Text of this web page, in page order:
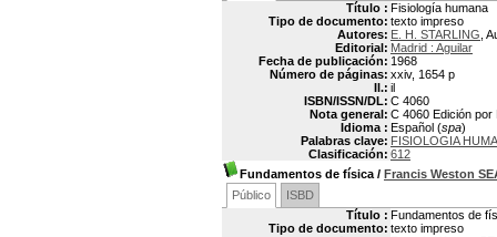
Título : Fisiología humana
Tipo de documento: texto impreso
Autores: E. H. STARLING ,
Editorial: Madrid : Aguilar
Fecha de publicación: 1968
Número de páginas: xxiv, 1654 p
Il.: il
ISBN/ISSN/DL: C 4060
Nota general: C 4060 Edición
Idioma : Español (spa)
Palabras clave: FISIOLOGIA
Clasificación: 612
Fundamentos de física / Francis Weston
Público
ISBD
Título : Fundamentos de
Tipo de documento: texto impreso